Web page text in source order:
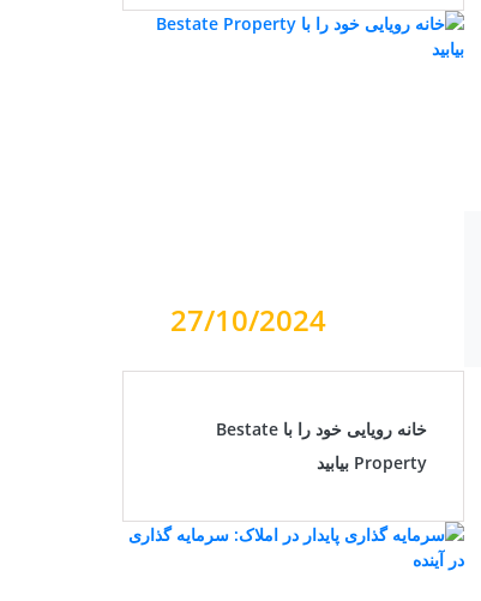
27/10/2024
خانه رویایی خود را با Bestate
Property بیابید